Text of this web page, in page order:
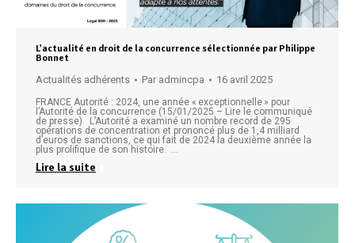
L’actualité en droit de la concurrence sélectionnée par Philippe
Bonnet
Actualités adhérents Par admincpa 16 avril 2025
FRANCE Autorité : 2024, une année « exceptionnelle » pour
l’Autorité de la concurrence (15/01/2025 – Lire le communiqué
de presse) L’Autorité a examiné un nombre record de 295
opérations de concentration et prononcé plus de 1,4 milliard
d’euros de sanctions, ce qui fait de 2024 la deuxième année la
plus prolifique de son histoire. …
Lire la suite